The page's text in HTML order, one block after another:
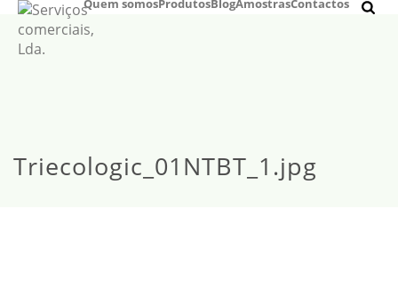
Quem somosProdutosBlogAmostrasContactos
Triecologic_01NTBT_1.jpg